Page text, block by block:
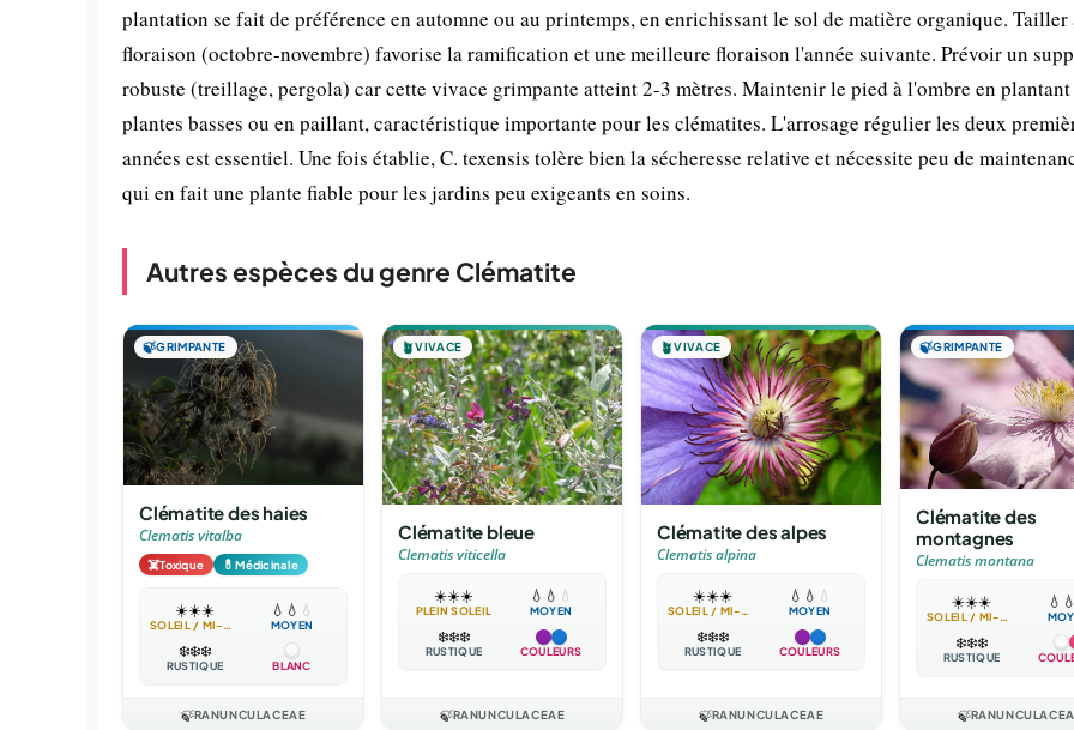
plantation se fait de préférence en automne ou au printemps, en enrichissant le sol de matière organique. Tailler
floraison (octobre-novembre) favorise la ramification et une meilleure floraison l'année suivante. Prévoir un
robuste (treillage, pergola) car cette vivace grimpante atteint 2-3 mètres. Maintenir le pied à l'ombre en plantant
plantes basses ou en paillant, caractéristique importante pour les clématites. L'arrosage régulier les deux
années est essentiel. Une fois établie, C. texensis tolère bien la sécheresse relative et nécessite peu de
qui en fait une plante fiable pour les jardins peu exigeants en soins.
Autres espèces du genre Clématite
🍃GRIMPANTE
Clématite des haies
Clematis vitalba
☠️Toxique 💊Médicinale
☀️☀️☀️
SOLEIL / MI-OMBRE
💧 💧 💧
MOYEN
❄️❄️❄️
RUSTIQUE BLANC
🍃RANUNCULACEAE
🪴VIVACE
Clématite bleue
Clematis viticella
☀️☀️☀️
PLEIN SOLEIL
💧 💧 💧
MOYEN
❄️❄️❄️
RUSTIQUE COULEURS
🍃RANUNCULACEAE
🪴VIVACE
Clématite des alpes
Clematis alpina
☀️☀️☀️
SOLEIL / MI-OMBRE
💧 💧 💧
MOYEN
❄️❄️❄️
RUSTIQUE COULEURS
🍃RANUNCULACEAE
🍃GRIMPANTE
Clématite des
montagnes
Clematis montana
☀️☀️☀️
SOLEIL / MI-OMBRE
💧 💧
❄️❄️❄️
RUSTIQUE
🍃